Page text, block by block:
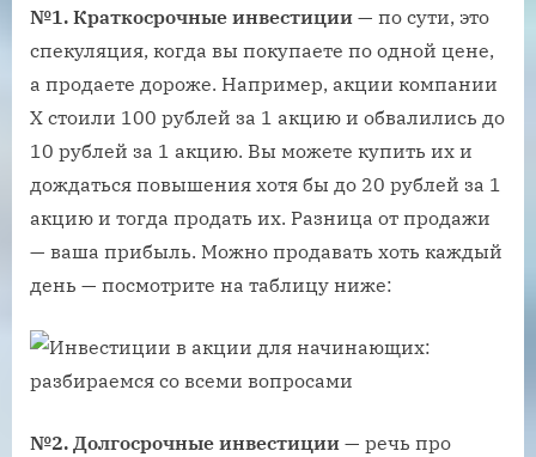
№1. Краткосрочные инвестиции — по сути, это
спекуляция, когда вы покупаете по одной цене,
а продаете дороже. Например, акции компании
Х стоили 100 рублей за 1 акцию и обвалились до
10 рублей за 1 акцию. Вы можете купить их и
дождаться повышения хотя бы до 20 рублей за 1
акцию и тогда продать их. Разница от продажи
— ваша прибыль. Можно продавать хоть каждый
день — посмотрите на таблицу ниже:
№2. Долгосрочные инвестиции — речь про